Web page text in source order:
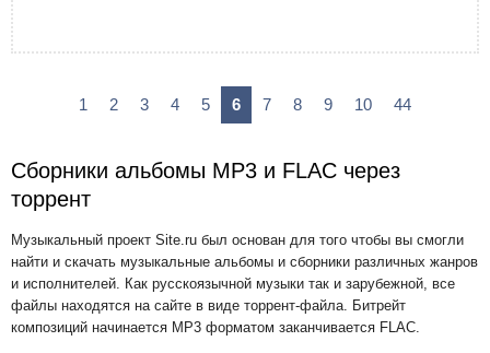
1 2 3 4 5 6 7 8 9 10 44
Сборники альбомы MP3 и FLAC через
торрент
Музыкальный проект Site.ru был основан для того чтобы вы смогли
найти и скачать музыкальные альбомы и сборники различных жанров
и исполнителей. Как русскоязычной музыки так и зарубежной, все
файлы находятся на сайте в виде торрент-файла. Битрейт
композиций начинается MP3 форматом заканчивается FLAC.